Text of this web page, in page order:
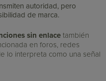
autoridad, pero
de marca.
sin enlace también
en foros, redes
lo interpreta como una señal